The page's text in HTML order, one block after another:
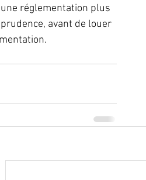
réglementation plus
avant de louer